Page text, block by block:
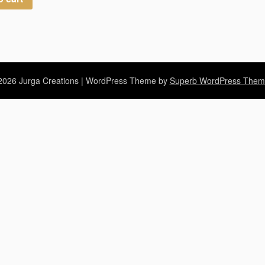
Jurga Creations | WordPress Theme by Superb WordPress